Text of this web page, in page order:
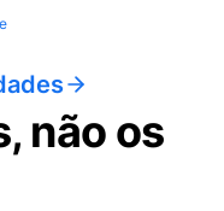
não os